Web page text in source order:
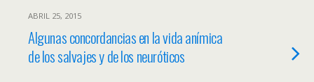
ABRIL 25, 2015
Algunas concordancias en la vida anímica
de los salvajes y de los neuróticos